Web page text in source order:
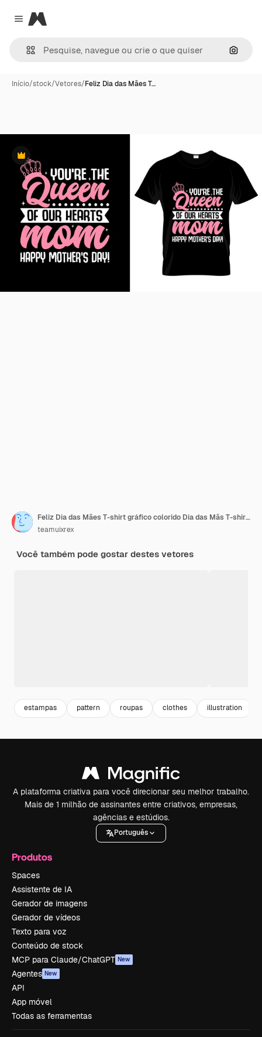
Close menu
Magnific
Início/stock/Vetores/Feliz Dia das Mães T…
Premium
Feliz Dia das Mães T-shirt gráfico colorido Dia das Mãs T-shirt design
teamuixrex
Você também pode gostar destes vetores
estampas pattern roupas clothes illustration
A plataforma criativa para você direcionar seu melhor trabalho.
Mais de 1 milhão de assinantes entre criativos, empresas,
agências e estúdios.
Português
Produtos
Spaces
Assistente de IA
Gerador de imagens
Gerador de vídeos
Texto para voz
Conteúdo de stock
MCP para Claude/ChatGPT New
Agentes New
API
App móvel
Todas as ferramentas